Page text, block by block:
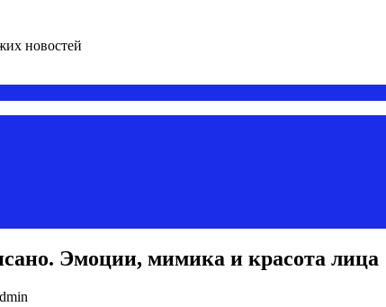
новостей
Эмоции, мимика и красота лица